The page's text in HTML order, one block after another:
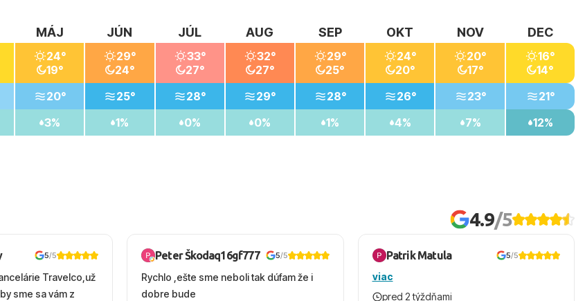
MÁJ
24°
19°
20°
3%
JÚN
29°
24°
25°
1%
JÚL
33°
27°
28°
0%
AUG
32°
27°
29°
0%
SEP
29°
25°
28°
1%
OKT
24°
20°
26°
4%
NOV
20°
17°
23°
7%
DEC
16°
14°
21°
12%
4.9/5
5/5
Travelco,už
sme sa vám z
Peter Škodaq16gf777 5/5
Rychlo ,ešte sme neboli tak dúfam že i
dobre bude
Patrik Matula 5/5
viac
pred 2 týždňami